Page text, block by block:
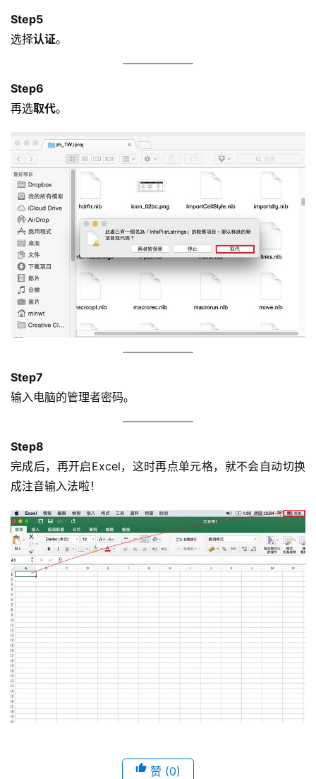
Step5
选择认证。
Step6
再选取代。
Step7
输入电脑的管理者密码。
Step8
完成后，再开启Excel，这时再点单元格，就不会自动切换
成注音输入法啦！
赞 (0)